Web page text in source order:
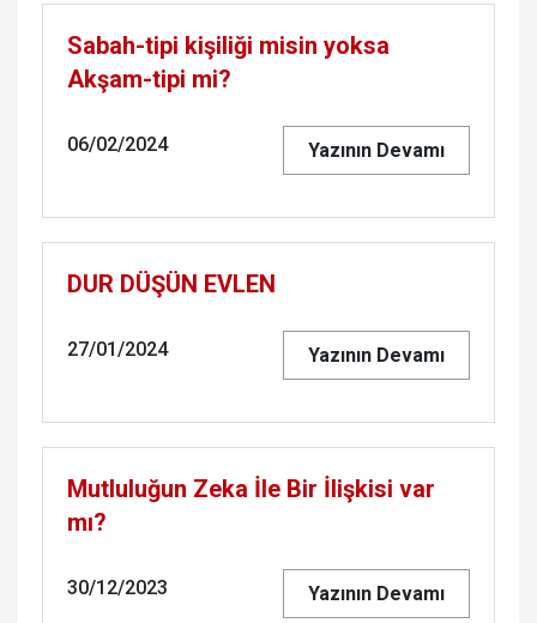
Sabah-tipi kişiliği misin yoksa
Akşam-tipi mi?
06/02/2024 Yazının Devamı
DUR DÜŞÜN EVLEN
27/01/2024 Yazının Devamı
Mutluluğun Zeka İle Bir İlişkisi var
mı?
30/12/2023 Yazının Devamı